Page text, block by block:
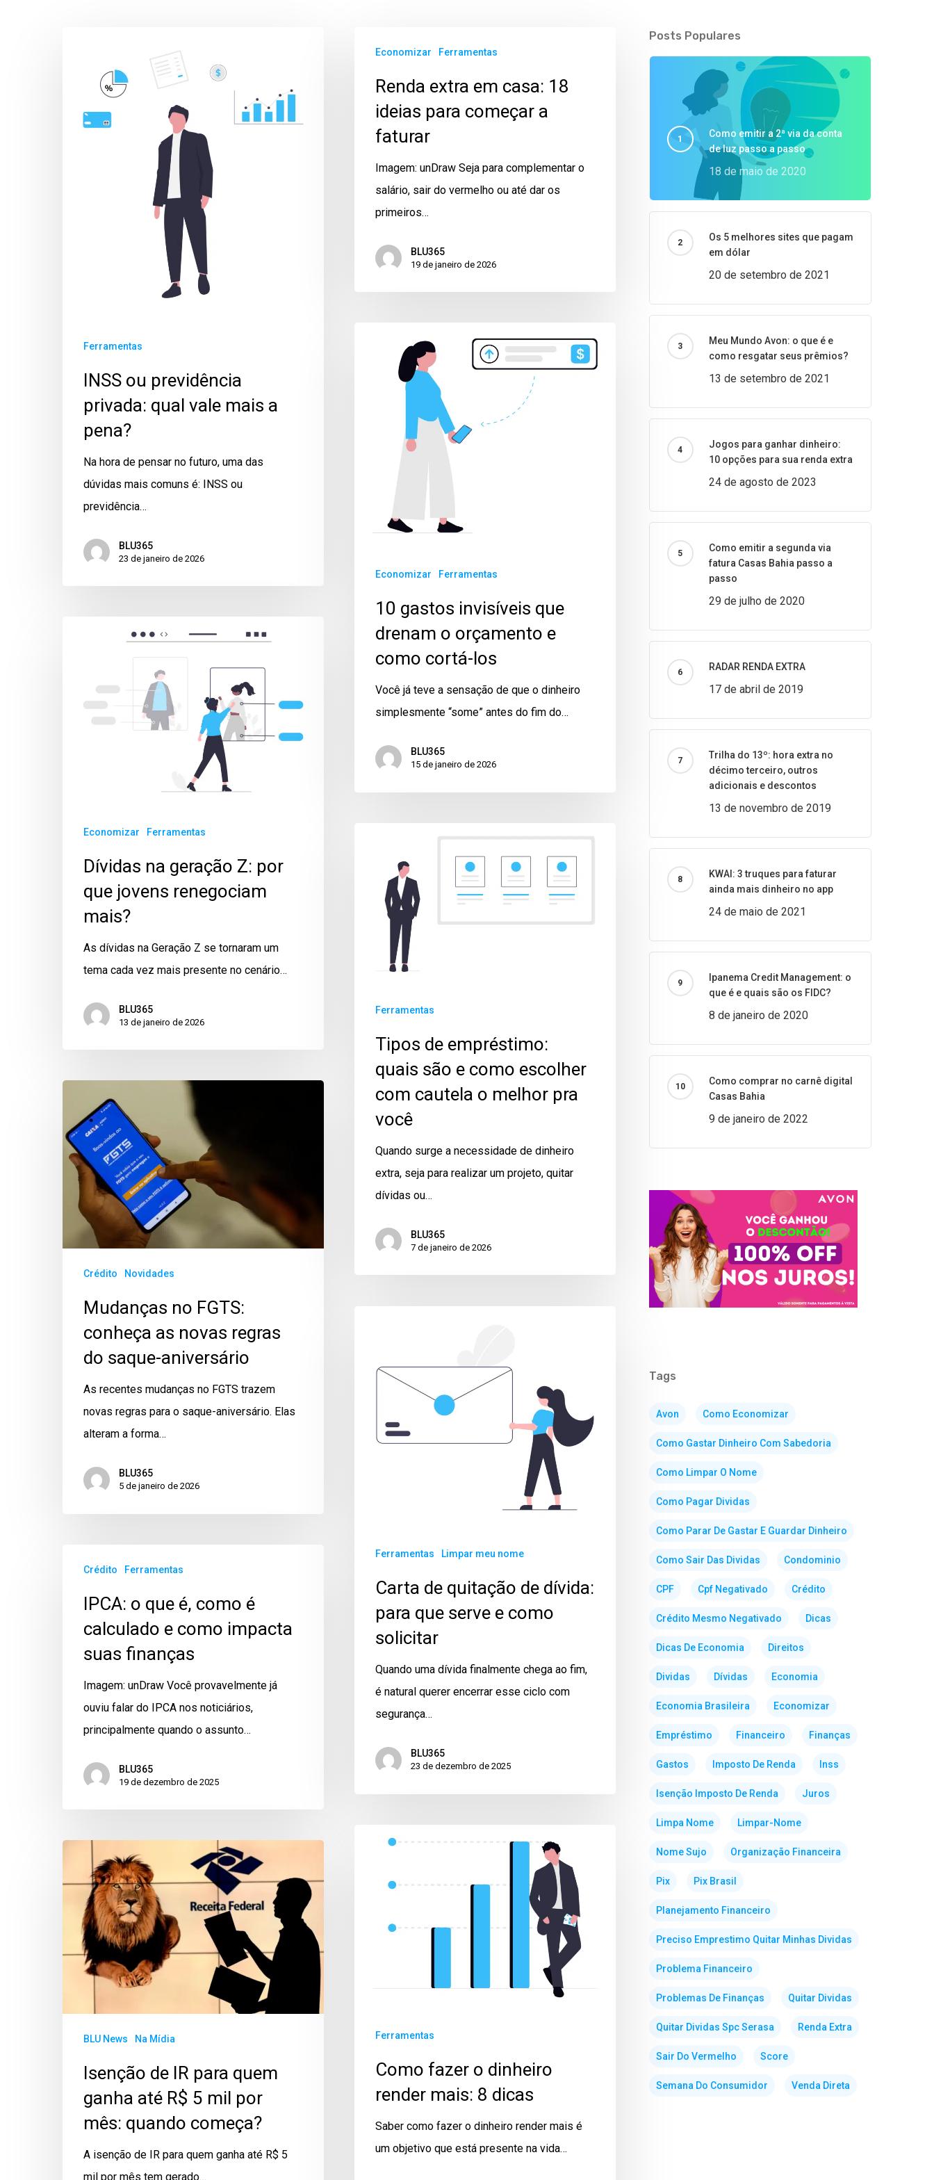
Ferramentas
INSS ou previdência
privada: qual vale mais a
pena?
Na hora de pensar no futuro, uma das
dúvidas mais comuns é: INSS ou
previdência…
BLU365
23 de janeiro de 2026
Economizar Ferramentas
Renda extra em casa: 18
ideias para começar a
faturar
Imagem: unDraw Seja para complementar o
salário, sair do vermelho ou até dar os
primeiros…
BLU365
19 de janeiro de 2026
Economizar Ferramentas
10 gastos invisíveis que
drenam o orçamento e
como cortá-los
Você já teve a sensação de que o dinheiro
simplesmente “some” antes do fim do…
BLU365
15 de janeiro de 2026
Economizar Ferramentas
Dívidas na geração Z: por
que jovens renegociam
mais?
As dívidas na Geração Z se tornaram um
tema cada vez mais presente no cenário…
BLU365
13 de janeiro de 2026
Ferramentas
Tipos de empréstimo:
quais são e como escolher
com cautela o melhor pra
você
Quando surge a necessidade de dinheiro
extra, seja para realizar um projeto, quitar
dívidas ou…
BLU365
7 de janeiro de 2026
Crédito Novidades
Mudanças no FGTS:
conheça as novas regras
do saque-aniversário
As recentes mudanças no FGTS trazem
novas regras para o saque-aniversário. Elas
alteram a forma…
BLU365
5 de janeiro de 2026
Ferramentas Limpar meu nome
Carta de quitação de dívida:
para que serve e como
solicitar
Quando uma dívida finalmente chega ao fim,
é natural querer encerrar esse ciclo com
segurança…
BLU365
23 de dezembro de 2025
Crédito Ferramentas
IPCA: o que é, como é
calculado e como impacta
suas finanças
Imagem: unDraw Você provavelmente já
ouviu falar do IPCA nos noticiários,
principalmente quando o assunto…
BLU365
19 de dezembro de 2025
Ferramentas
Como fazer o dinheiro
render mais: 8 dicas
Saber como fazer o dinheiro render mais é
um objetivo que está presente na vida…
BLU News Na Mídia
Isenção de IR para quem
ganha até R$ 5 mil por
mês: quando começa?
A isenção de IR para quem ganha até R$ 5
mil por mês tem gerado…
Posts Populares
Como emitir a 2ª via da conta
de luz passo a passo
18 de maio de 2020
Os 5 melhores sites que pagam
em dólar
20 de setembro de 2021
Meu Mundo Avon: o que é e
como resgatar seus prêmios?
13 de setembro de 2021
Jogos para ganhar dinheiro:
10 opções para sua renda extra
24 de agosto de 2023
Como emitir a segunda via
fatura Casas Bahia passo a
passo
29 de julho de 2020
RADAR RENDA EXTRA
17 de abril de 2019
Trilha do 13º: hora extra no
décimo terceiro, outros
adicionais e descontos
13 de novembro de 2019
KWAI: 3 truques para faturar
ainda mais dinheiro no app
24 de maio de 2021
Ipanema Credit Management: o
que é e quais são os FIDC?
8 de janeiro de 2020
Como comprar no carnê digital
Casas Bahia
9 de janeiro de 2022
Tags
Avon Como Economizar
Como Gastar Dinheiro Com Sabedoria
Como Limpar O Nome
Como Pagar Dividas
Como Parar De Gastar E Guardar Dinheiro
Como Sair Das Dividas Condominio
CPF Cpf Negativado Crédito
Crédito Mesmo Negativado Dicas
Dicas De Economia Direitos
Dividas Dívidas Economia
Economia Brasileira Economizar
Empréstimo Financeiro Finanças
Gastos Imposto De Renda Inss
Isenção Imposto De Renda Juros
Limpa Nome Limpar-Nome
Nome Sujo Organização Financeira
Pix Pix Brasil
Planejamento Financeiro
Preciso Emprestimo Quitar Minhas Dividas
Problema Financeiro
Problemas De Finanças Quitar Dividas
Quitar Dividas Spc Serasa Renda Extra
Sair Do Vermelho Score
Semana Do Consumidor Venda Direta